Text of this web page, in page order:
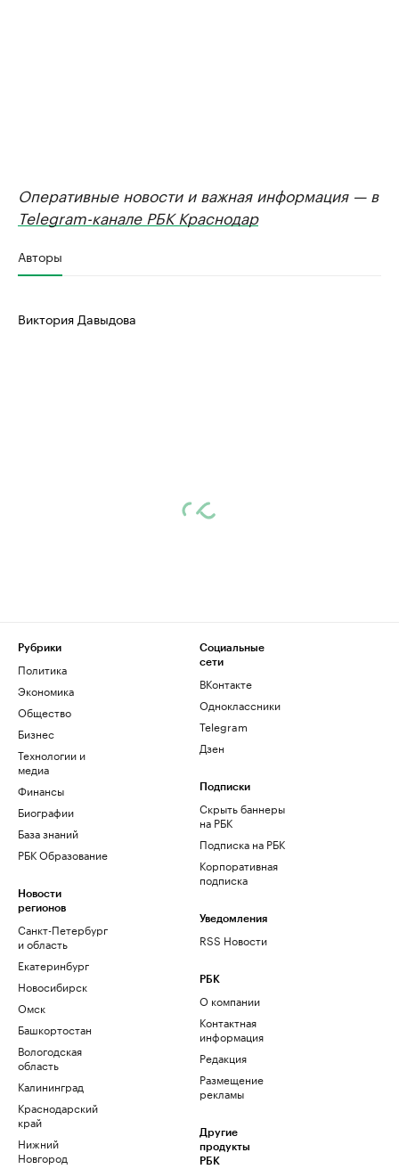
Оперативные новости и важная информация — в
Telegram-канале РБК Краснодар
Авторы
Виктория Давыдова
Рубрики
Политика
Экономика
Общество
Бизнес
Технологии и
медиа
Финансы
Биографии
База знаний
РБК Образование
Новости
регионов
Санкт-Петербург
и область
Екатеринбург
Новосибирск
Омск
Башкортостан
Вологодская
область
Калининград
Краснодарский
край
Нижний
Новгород
Социальные
сети
ВКонтакте
Одноклассники
Telegram
Дзен
Подписки
Скрыть баннеры
на РБК
Подписка на РБК
Корпоративная
подписка
Уведомления
RSS Новости
РБК
О компании
Контактная
информация
Редакция
Размещение
рекламы
Другие
продукты
РБК